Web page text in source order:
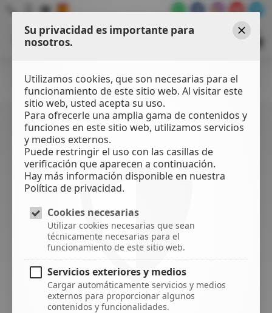
WATER
SPORTS
Filtros
NEOPRENOS
Licras
OFERTAS
¡Encuentra material de oferta a precios
increíbles!
Ofrecemos la posibilidad de pagar a plazos sin
intereses!
Cerrar
Su privacidad es importante para
nosotros.
Utilizamos cookies, que son necesarias para el
funcionamiento de este sitio web. Al visitar este
sitio web, usted acepta su uso.
Para ofrecerle una amplia gama de contenidos y
funciones en este sitio web, utilizamos servicios
y medios externos.
Puede restringir el uso con las casillas de
verificación que aparecen a continuación.
Hay más información disponible en nuestra
Política de privacidad.
Cookies necesarias
Utilizar cookies necesarias que sean
técnicamente necesarias para el
funcionamiento de este sitio web.
Servicios exteriores y medios
Cargar automáticamente servicios y medios
externos para proporcionar algunos
contenidos y funcionalidades.